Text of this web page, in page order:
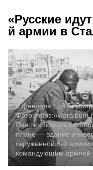
«Русские
й армии в
2 февраля , 18:54
Фото:https://
Павших борцов
плане — здание
окруженной 6-й армии
командующим